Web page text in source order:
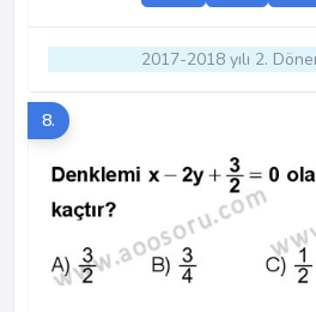
2017-2018 yılı 2.
8.